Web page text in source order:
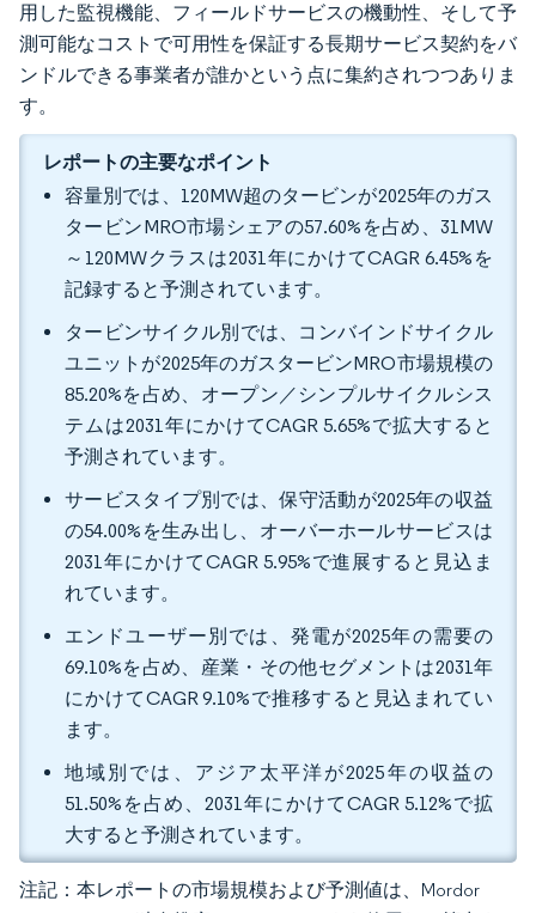
用した監視機能、フィールドサービスの機動性、そして予
測可能なコストで可用性を保証する長期サービス契約をバ
ンドルできる事業者が誰かという点に集約されつつありま
す。
レポートの主要なポイント
容量別では、120MW超のタービンが2025年のガス
タービンMRO市場シェアの57.60%を占め、31MW
～120MWクラスは2031年にかけてCAGR 6.45%を
記録すると予測されています。
タービンサイクル別では、コンバインドサイクル
ユニットが2025年のガスタービンMRO市場規模の
85.20%を占め、オープン／シンプルサイクルシス
テムは2031年にかけてCAGR 5.65%で拡大すると
予測されています。
サービスタイプ別では、保守活動が2025年の収益
の54.00%を生み出し、オーバーホールサービスは
2031年にかけてCAGR 5.95%で進展すると見込ま
れています。
エンドユーザー別では、発電が2025年の需要の
69.10%を占め、産業・その他セグメントは2031年
にかけてCAGR 9.10%で推移すると見込まれてい
ます。
地域別では、アジア太平洋が2025年の収益の
51.50%を占め、2031年にかけてCAGR 5.12%で拡
大すると予測されています。
注記：本レポートの市場規模および予測値は、Mordor